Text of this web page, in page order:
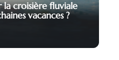
la croisière fluviale
vacances ?